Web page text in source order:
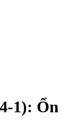
1): Ổn